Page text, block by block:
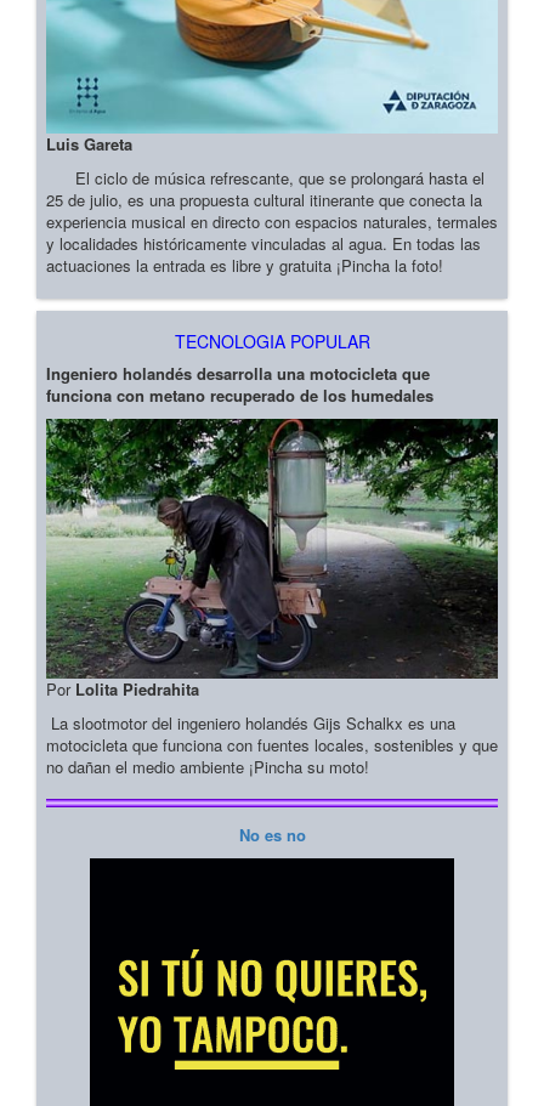
Luis Gareta
El ciclo de música refrescante, que se prolongará hasta el
25 de julio, es una propuesta cultural itinerante que conecta la
experiencia musical en directo con espacios naturales, termales
y localidades históricamente vinculadas al agua. En todas las
actuaciones la entrada es libre y gratuita ¡Pincha la foto!
TECNOLOGIA POPULAR
Ingeniero holandés desarrolla una motocicleta que
funciona con metano recuperado de los humedales
Por Lolita Piedrahita
La slootmotor del ingeniero holandés Gijs Schalkx es una
motocicleta que funciona con fuentes locales, sostenibles y que
no dañan el medio ambiente ¡Pincha su moto!
No es no